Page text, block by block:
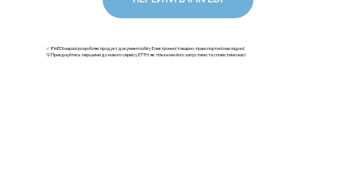
✅ iFinEDI наразі розробляє продукт документообігу Електронної товарно-транспортної накладної.
💡Приєднуйтесь першими до нового сервісу ЕТТН: як тільки ми його запустимо та сповістимо вас!